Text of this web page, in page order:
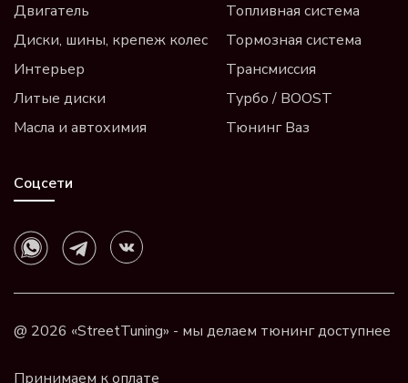
Двигатель
Диски, шины, крепеж колес
Интерьер
Литые диски
Масла и автохимия
Топливная система
Тормозная система
Трансмиссия
Турбо / BOOST
Тюнинг Ваз
Соцсети
@ 2026 «StreetTuning» - мы делаем тюнинг доступнее